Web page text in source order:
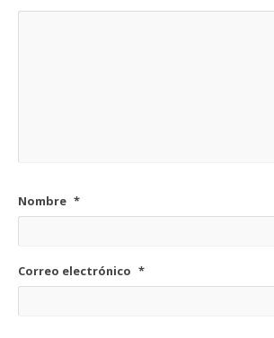
Nombre *
Correo electrónico *